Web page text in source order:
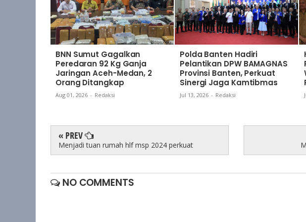
BNN Sumut Gagalkan
Peredaran 92 Kg Ganja
Jaringan Aceh-Medan, 2
Orang Ditangkap
Aug 01, 2026 - Redaksi
Polda Banten Hadiri
Pelantikan DPW BAMAGNAS
Provinsi Banten, Perkuat
Sinergi Jaga Kamtibmas
Jul 13, 2026 - Redaksi
« PREV
Menjadi tuan rumah hlf msp 2024 perkuat
NO COMMENTS